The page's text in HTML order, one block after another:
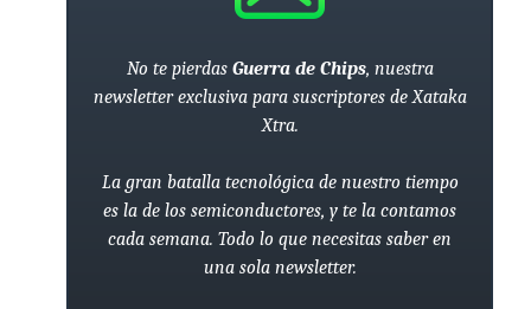
No te pierdas Guerra de Chips, nuestra
newsletter exclusiva para suscriptores de Xataka
Xtra.
La gran batalla tecnológica de nuestro tiempo
es la de los semiconductores, y te la contamos
cada semana. Todo lo que necesitas saber en
una sola newsletter.